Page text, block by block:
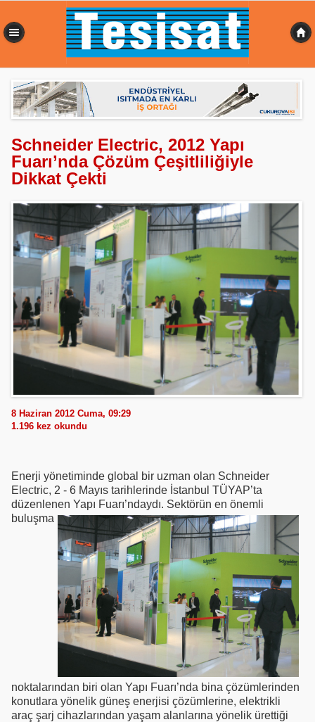
Schneider Electric, 2012 Yapı
Fuarı’nda Çözüm Çeşitliliğiyle
Dikkat Çekti
8 Haziran 2012 Cuma, 09:29
1.196 kez okundu
Enerji yönetiminde global bir uzman olan Schneider
Electric, 2 - 6 Mayıs tarihlerinde İstanbul TÜYAP’ta
düzenlenen Yapı Fuarı’ndaydı. Sektörün en önemli
buluşma
noktalarından biri olan Yapı Fuarı’nda bina çözümlerinden
konutlara yönelik güneş enerjisi çözümlerine, elektrikli
araç şarj cihazlarından yaşam alanlarına yönelik ürettiği
0,543 sn